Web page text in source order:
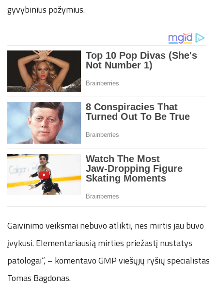
gyvybinius požymius.
Gaivinimo veiksmai nebuvo atlikti, nes mirtis jau buvo
įvykusi. Elementariausią mirties priežastį nustatys
patologai“, – komentavo GMP viešųjų ryšių specialistas
Tomas Bagdonas.